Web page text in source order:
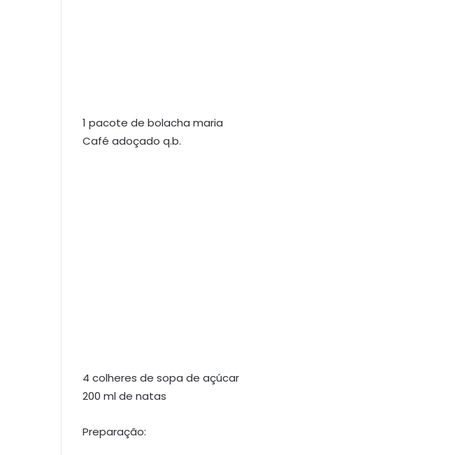
1 pacote de bolacha maria
Café adoçado q.b.
4 colheres de sopa de açúcar
200 ml de natas
Preparação: